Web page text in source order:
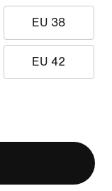
EU 38
EU 42